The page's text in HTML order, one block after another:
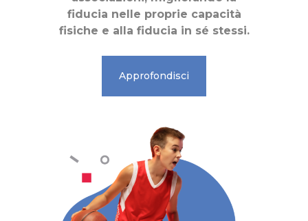
fiducia nelle proprie capacità
fisiche e alla fiducia in sé stessi.
Approfondisci